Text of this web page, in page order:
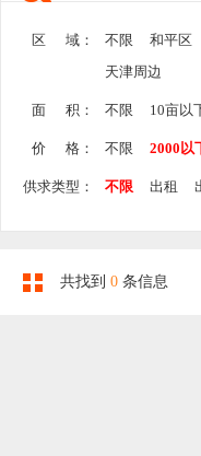
区 域： 不限 和平区
天津周边
面 积： 不限 10亩以
价 格： 不限 2000以
供求类型： 不限 出租
共找到 0 条信息